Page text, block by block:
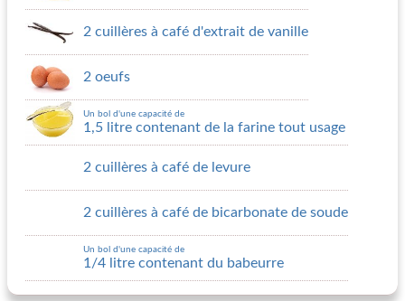
2 cuillères à café d'extrait de vanille
2 oeufs
Un bol d'une capacité de
1,5 litre contenant de la farine tout usage
2 cuillères à café de levure
2 cuillères à café de bicarbonate de soude
Un bol d'une capacité de
1/4 litre contenant du babeurre